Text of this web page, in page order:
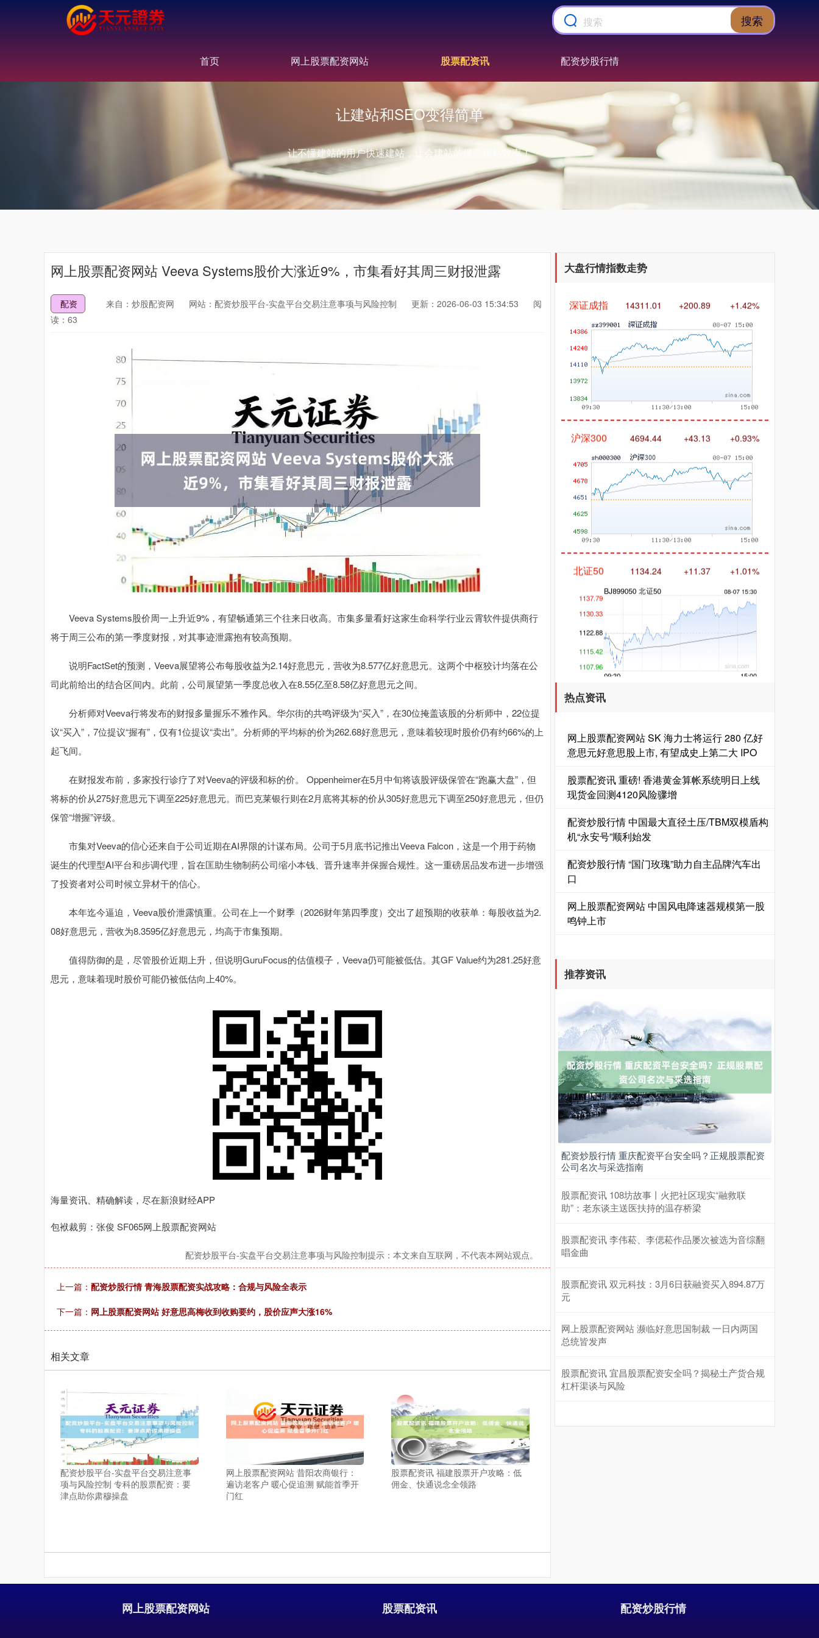
搜索
首页 网上股票配资网站 股票配资讯 配资炒股行情
让建站和SEO变得简单
让不懂建站的用户快速建站，让会建站的提高建站效率！
网上股票配资网站 Veeva Systems股价大涨近9%，市集看好其周三财报泄露
配资 来自：炒股配资网 网站：配资炒股平台-实盘平台交易注意事项与风险控制 更新：2026-06-03 15:34:53
阅
读：63
Veeva Systems股价周一上升近9%，有望畅通第三个往来日收高。市集多量看好这家生命科学行业云霄软件提供商行
将于周三公布的第一季度财报，对其事迹泄露抱有较高预期。
说明FactSet的预测，Veeva展望将公布每股收益为2.14好意思元，营收为8.577亿好意思元。这两个中枢狡计均落在公
司此前给出的结合区间内。此前，公司展望第一季度总收入在8.55亿至8.58亿好意思元之间。
分析师对Veeva行将发布的财报多量握乐不雅作风。华尔街的共鸣评级为“买入”，在30位掩盖该股的分析师中，22位提
议“买入”，7位提议“握有”，仅有1位提议“卖出”。分析师的平均标的价为262.68好意思元，意味着较现时股价仍有约66%的上
起飞间。
在财报发布前，多家投行诊疗了对Veeva的评级和标的价。 Oppenheimer在5月中旬将该股评级保管在“跑赢大盘”，但
将标的价从275好意思元下调至225好意思元。而巴克莱银行则在2月底将其标的价从305好意思元下调至250好意思元，但仍
保管“增握”评级。
市集对Veeva的信心还来自于公司近期在AI界限的计谋布局。公司于5月底书记推出Veeva Falcon，这是一个用于药物
诞生的代理型AI平台和步调代理，旨在匡助生物制药公司缩小本钱、晋升速率并保握合规性。这一重磅居品发布进一步增强
了投资者对公司时候立异材干的信心。
本年迄今逼迫，Veeva股价泄露慎重。公司在上一个财季（2026财年第四季度）交出了超预期的收获单：每股收益为2.
08好意思元，营收为8.3595亿好意思元，均高于市集预期。
值得防御的是，尽管股价近期上升，但说明GuruFocus的估值模子，Veeva仍可能被低估。其GF Value约为281.25好意
思元，意味着现时股价可能仍被低估向上40%。
海量资讯、精确解读，尽在新浪财经APP
包袱裁剪：张俊 SF065网上股票配资网站
配资炒股平台-实盘平台交易注意事项与风险控制提示：本文来自互联网，不代表本网站观点。
上一篇： 配资炒股行情 青海股票配资实战攻略：合规与风险全表示
下一篇： 网上股票配资网站 好意思高梅收到收购要约，股价应声大涨16%
相关文章
配资炒股平台-实盘平台交易注意事
项与风险控制 专科的股票配资：要
津点助你肃穆操盘
网上股票配资网站 昔阳农商银行：
遍访老客户 暖心促追溯 赋能首季开
门红
股票配资讯 福建股票开户攻略：低
佣金、快通说念全领路
大盘行情指数走势
上证综指 3940.04
沪深300 4694.44 +43.13 +0.93%
北证50 1134.24 +11.37 +1.01%
基金指数 7242.10 +12.30 +0.17%
期指IC0 7877.80 +164.40
上证综指
深证成指
1134.24 +11.37
热点资讯
网上股票配资网站 SK 海力士将运行 280 亿好
意思元好意思股上市, 有望成史上第二大 IPO
股票配资讯 重磅! 香港黄金算帐系统明日上线
现货金回测4120风险骤增
配资炒股行情 中国最大直径土压/TBM双模盾构
机“永安号”顺利始发
配资炒股行情 “国门玫瑰”助力自主品牌汽车出
口
网上股票配资网站 中国风电降速器规模第一股
鸣钟上市
推荐资讯
配资炒股行情 重庆配资平台安全吗？正规股票配资
公司名次与采选指南
股票配资讯 108坊故事丨火把社区现实“融救联
助”：老东谈主送医扶持的温存桥梁‌
股票配资讯 李伟菘、李偲菘作品屡次被选为音综翻
唱金曲
股票配资讯 双元科技：3月6日获融资买入894.87万
元
网上股票配资网站 濒临好意思国制裁 一日内两国
总统皆发声
股票配资讯 宜昌股票配资安全吗？揭秘土产货合规
杠杆渠谈与风险
网上股票配资网站 股票配资讯 配资炒股行情